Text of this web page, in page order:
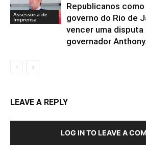
Assessoria de
Imprensa
Republicanos
governo do Rio de
vencer uma
governador
LEAVE A REPLY
LOG IN TO LEAVE A